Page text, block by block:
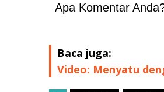
Apa Komentar
Baca juga:
Video: Menyatu